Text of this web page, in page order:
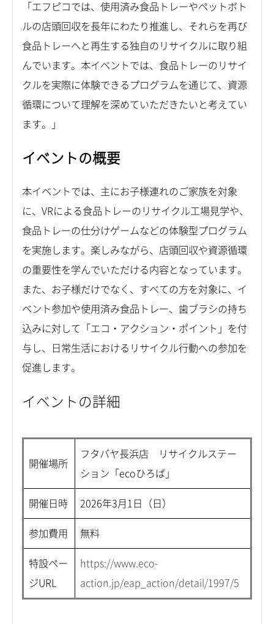
「エフピコでは、使用済み食品トレーやペットボト
ルの店頭回収を長年にわたり推進し、それらを再び
食品トレーへと再生する独自のリサイクルに取り組
んでいます。本イベントでは、食品トレーのリサイ
クルを実際に体験できるプログラムを通じて、資源
循環について理解を深めていただきたいと考えてい
ます。」
イベントの概要
本イベントでは、主にお子様連れのご家族を対象
に、VRによる食品トレーのリサイクル工場見学や、
食品トレーの仕分けゲームなどの体験型プログラム
を実施します。楽しみながら、店頭回収や資源循環
の重要性を学んでいただける内容となっています。
また、お子様だけでなく、すべての方を対象に、イ
ベント参加や使用済み食品トレー、歯ブラシの持ち
込みに対して「エコ・アクション・ポイント」を付
与し、日常生活におけるリサイクル行動への参加を
促進します。
イベントの詳細
開催場所
フタバヤ長浜店 リサイクルステー
ション「ecoひろば」
開催日時 2026年3月1日（日）
参加費用 無料
特設ペー
ジURL
https://www.eco-
action.jp/eap_action/detail/1997/5